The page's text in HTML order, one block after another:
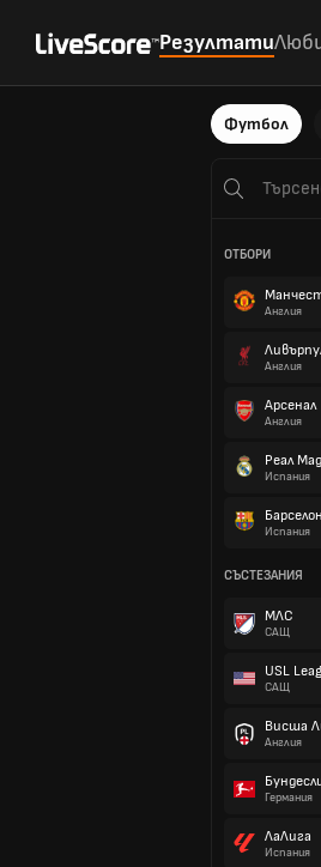
Резултати
Футбол
ОТБОРИ
Англия
Англия
Арсенал
Англия
Реал
Испания
Испания
СЪСТЕЗАНИЯ
МЛС
САЩ
USL
САЩ
Висша
Англия
Германия
ЛаЛига
Испания